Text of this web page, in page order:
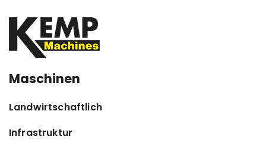
Maschinen
Landwirtschaftlich
Infrastruktur